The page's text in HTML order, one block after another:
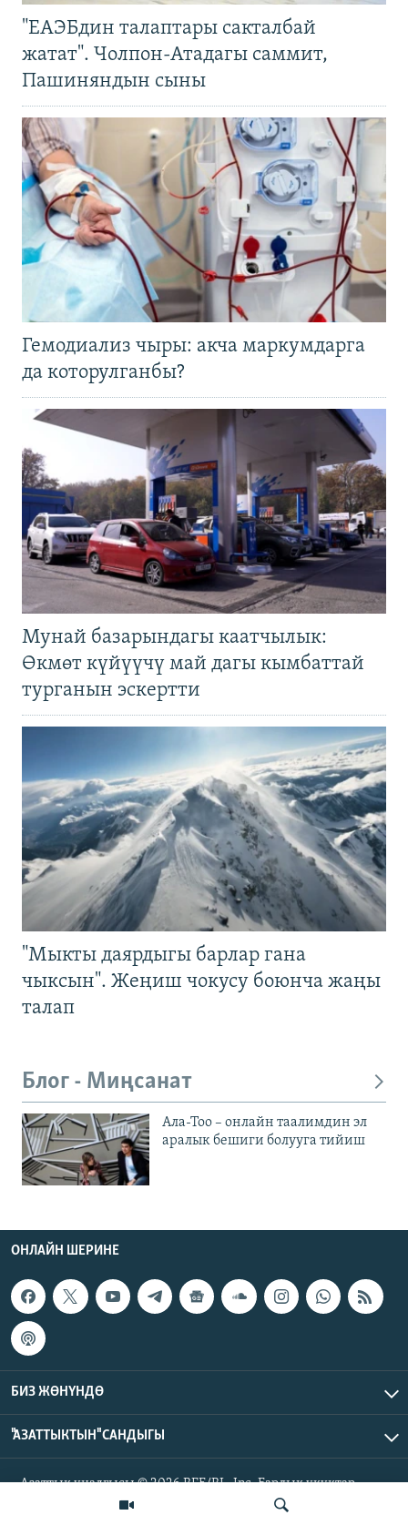
"ЕАЭБдин талаптары сакталбай
жатат". Чолпон-Атадагы саммит,
Пашиняндын сыны
Гемодиализ чыры: акча маркумдарга
да которулганбы?
Мунай базарындагы каатчылык:
Өкмөт күйүүчү май дагы кымбаттай
турганын эскертти
"Мыкты даярдыгы барлар гана
чыксын". Жеңиш чокусу боюнча жаңы
талап
Блог - Миңсанат
Ала-Тоо – онлайн таалимдин эл
аралык бешиги болууга тийиш
ОНЛАЙН ШЕРИНЕ
БИЗ ЖӨНҮНДӨ
"АЗАТТЫКТЫН" САНДЫГЫ
Азаттык үналгысы © 2026 RFE/RL, Inc. Бардык укуктар